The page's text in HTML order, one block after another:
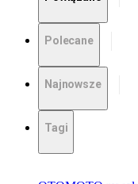
Polecane
Najnowsze
Tagi